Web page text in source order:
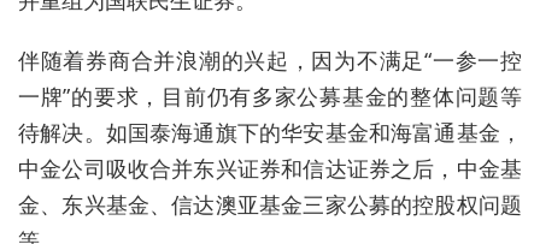
伴随着券商合并浪潮的兴起，因为不满足“一参一控
一牌”的要求，目前仍有多家公募基金的整体问题等
待解决。如国泰海通旗下的华安基金和海富通基金，
中金公司吸收合并东兴证券和信达证券之后，中金基
金、东兴基金、信达澳亚基金三家公募的控股权问题